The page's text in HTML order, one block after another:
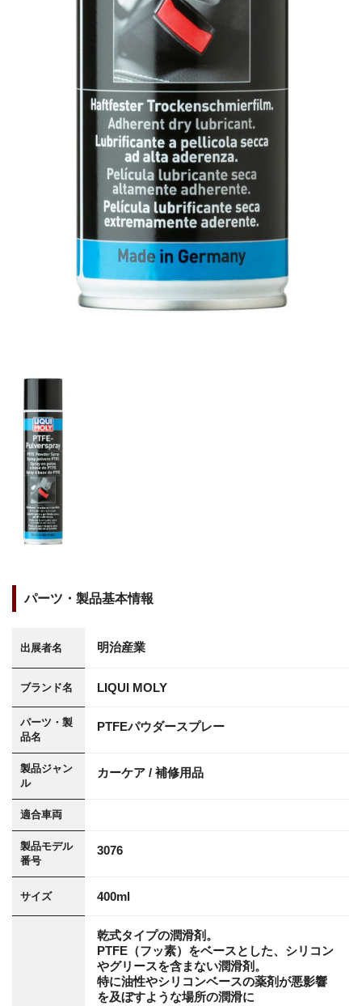
パーツ・製品基本情報
出展者名 明治産業
ブランド名 LIQUI MOLY
パーツ・製
品名
PTFEパウダースプレー
製品ジャン
ル
カーケア / 補修用品
適合車両
製品モデル
番号
3076
サイズ 400ml
乾式タイプの潤滑剤。
PTFE（フッ素）をベースとした、シリコン
やグリースを含まない潤滑剤。
特に油性やシリコンベースの薬剤が悪影響
を及ぼすような場所の潤滑に